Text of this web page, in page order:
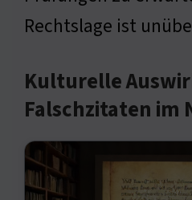
Rechtslage ist
Kulturelle
Falschzitaten im